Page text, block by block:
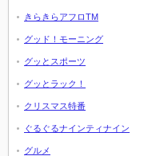
きらきらアフロTM
グッド！モーニング
グッとスポーツ
グッとラック！
クリスマス特番
ぐるぐるナインティナイン
グルメ